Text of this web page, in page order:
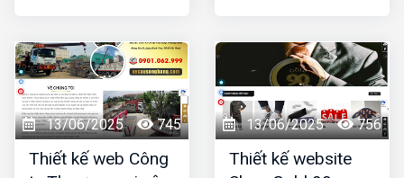
13/06/2025 745
Thiết kế web Công
13/06/2025 756
Thiết kế website